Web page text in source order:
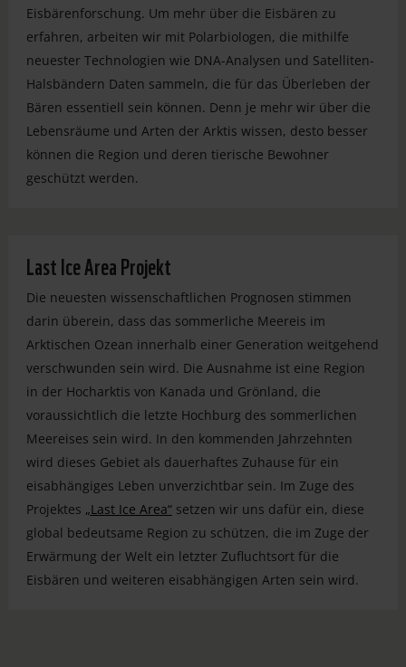
Eisbärenforschung. Um mehr über die Eisbären zu
erfahren, arbeiten wir mit Polarbiologen, die mithilfe
neuester Technologien wie DNA-Analysen und Satelliten-
Halsbändern Daten sammeln, die für das Überleben der
Bären essentiell sein können. Denn je mehr wir über die
Lebensräume und Arten der Arktis wissen, desto besser
können die Region und deren tierische Bewohner
geschützt werden.
Last Ice Area Projekt
Die neuesten wissenschaftlichen Prognosen stimmen
darin überein, dass das sommerliche Meereis im
Arktischen Ozean innerhalb einer Generation weitgehend
verschwunden sein wird. Die Ausnahme ist eine Region
in der Hocharktis von Kanada und Grönland, die
voraussichtlich die letzte Hochburg des sommerlichen
Meereises sein wird. In den kommenden Jahrzehnten
wird dieses Gebiet als dauerhaftes Zuhause für ein
eisabhängiges Leben unverzichtbar sein. Im Zuge des
Projektes „Last Ice Area“setzen wir uns dafür ein, diese
global bedeutsame Region zu schützen, die im Zuge der
Erwärmung der Welt ein letzter Zufluchtsort für die
Eisbären und weiteren eisabhängigen Arten sein wird.